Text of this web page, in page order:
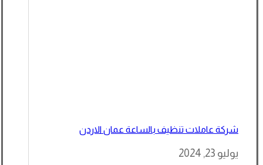
شركة عاملات تنظيف بالساعة عمان الاردن
يوليو 23, 2024